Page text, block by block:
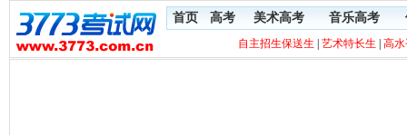
首页 高考 美术高考 音乐高考
自主招生保送生 艺术特长生 高